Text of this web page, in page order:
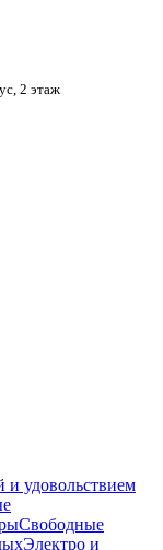
2 этаж
удовольствием
Свободные
Электро и